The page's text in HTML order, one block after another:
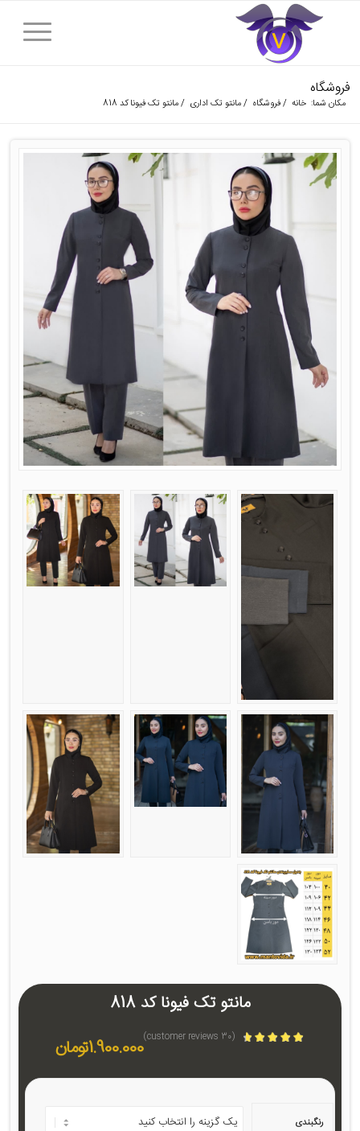
فروشگاه
مکان شما: خانه /فروشگاه /مانتو تک اداری /مانتو تک فیونا کد 818
مانتو تک فیونا کد 818
(
30
1.900.000تومان
رنگبندی